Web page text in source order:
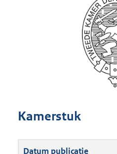
Kamerstuk